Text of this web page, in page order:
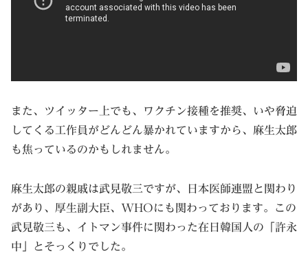
また、ツイッター上でも、ワクチン接種を推奨、いや脅迫
してくる工作員がどんどん暴かれていますから、麻生太郎
も焦っているのかもしれません。
麻生太郎の親戚は武見敬三ですが、日本医師連盟と関わり
があり、厚生副大臣、WHOにも関わっております。この
武見敬三も、イトマン事件に関わった在日韓国人の「許永
中」とそっくりでした。